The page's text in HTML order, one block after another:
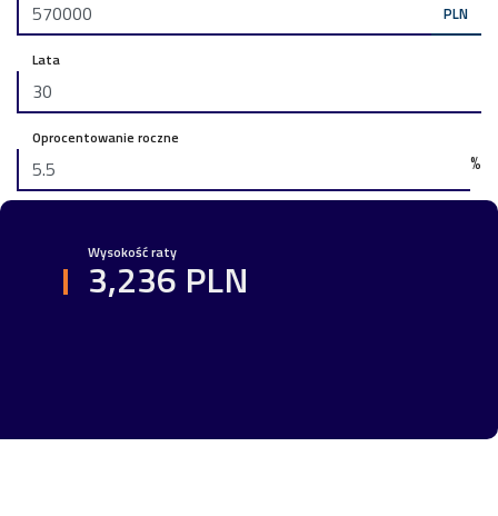
PLN
Lata
Oprocentowanie roczne
%
Wysokość raty
3,236 PLN